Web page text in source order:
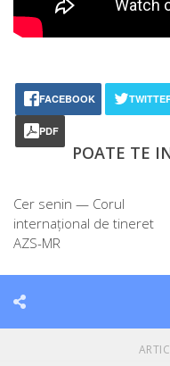
FACEBOOK
PDF
POATE TE
Cer senin — Corul
internațional de tineret
AZS-MR